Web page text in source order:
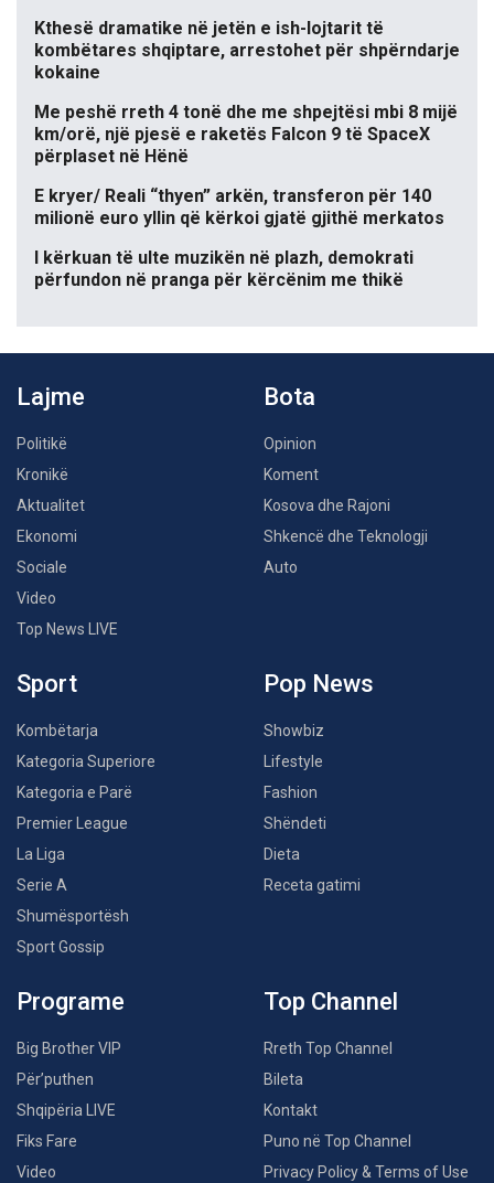
Kthesë dramatike në jetën e ish-lojtarit të
kombëtares shqiptare, arrestohet për shpërndarje
kokaine
Me peshë rreth 4 tonë dhe me shpejtësi mbi 8 mijë
km/orë, një pjesë e raketës Falcon 9 të SpaceX
përplaset në Hënë
E kryer/ Reali “thyen” arkën, transferon për 140
milionë euro yllin që kërkoi gjatë gjithë merkatos
I kërkuan të ulte muzikën në plazh, demokrati
përfundon në pranga për kërcënim me thikë
Lajme
Politikë
Kronikë
Aktualitet
Ekonomi
Sociale
Video
Top News LIVE
Bota
Opinion
Koment
Kosova dhe Rajoni
Shkencë dhe Teknologji
Auto
Sport
Kombëtarja
Kategoria Superiore
Kategoria e Parë
Premier League
La Liga
Serie A
Shumësportësh
Sport Gossip
Pop News
Showbiz
Lifestyle
Fashion
Shëndeti
Dieta
Receta gatimi
Programe
Big Brother VIP
Për’puthen
Shqipëria LIVE
Fiks Fare
Video
Top Channel
Rreth Top Channel
Bileta
Kontakt
Puno në Top Channel
Privacy Policy & Terms of Use